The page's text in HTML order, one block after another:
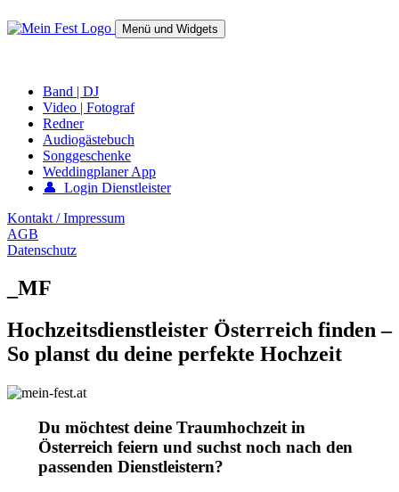
zum
Menü und Widgets
Band | DJ
Video | Fotograf
Redner
Audiogästebuch
Songgeschenke
Weddingplaner App
👤 Login Dienstleister
Kontakt / Impressum
AGB
Datenschutz
_MF
Hochzeitsdienstleister Österreich finden –
So planst du deine perfekte Hochzeit
Du möchtest deine Traumhochzeit in
Österreich feiern und suchst noch nach den
passenden Dienstleistern?